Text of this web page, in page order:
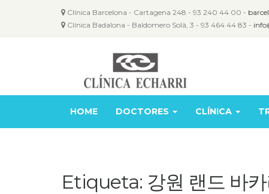
Clínica Barcelona - Cartagena 248 - 93 240 44 00 -
Clínica Badalona - Baldomero Solà, 3 - 93 464 44 83 -
HOME DOCTORES CLÍNICA
Etiqueta: 강원 랜드 바